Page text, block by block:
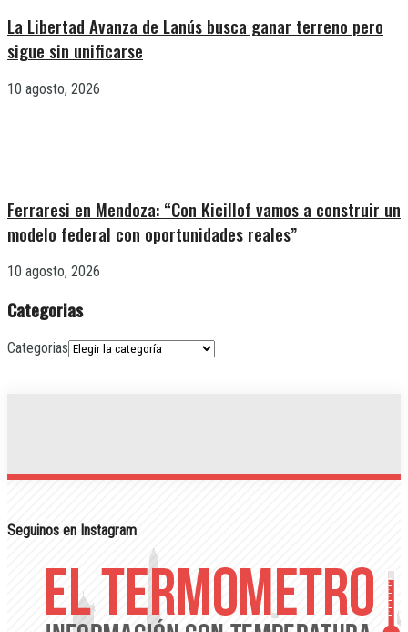
La Libertad Avanza de Lanús busca ganar terreno pero
sigue sin unificarse
10 agosto, 2026
Ferraresi en Mendoza: “Con Kicillof vamos a construir un
modelo federal con oportunidades reales”
10 agosto, 2026
Categorias
Categorias
Seguinos en Instagram